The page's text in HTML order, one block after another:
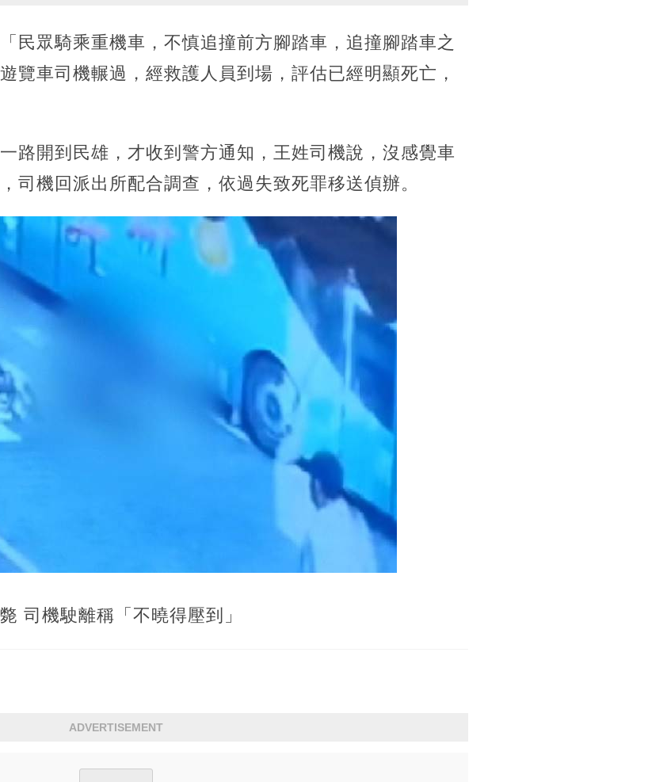
民眾騎乘重機車，不慎追撞前方腳踏車，追撞腳踏車之
覽車司機輾過，經救護人員到場，評估已經明顯死亡，
路開到民雄，才收到警方通知，王姓司機說，沒感覺車
司機回派出所配合調查，依過失致死罪移送偵辦。
司機駛離稱「不曉得壓到」
ADVERTISEMENT